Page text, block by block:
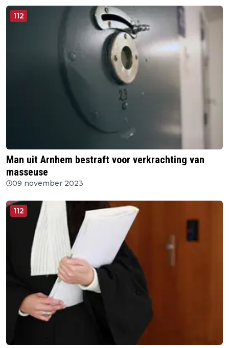
112
Man uit Arnhem bestraft voor verkrachting van
masseuse
09 november 2023
112